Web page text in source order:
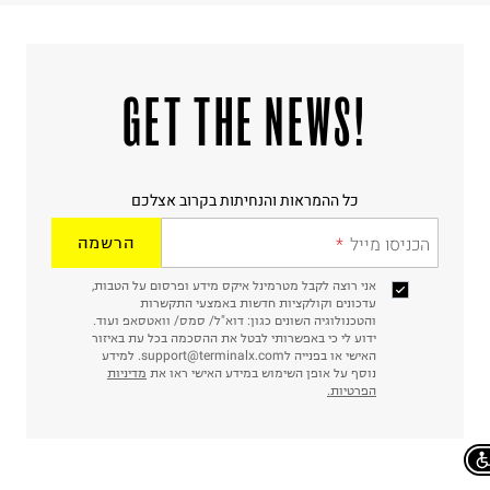
!GET THE NEWS
כל ההמראות והנחיתות בקרוב אצלכם
הכניסו מייל הרשמה
אני רוצה לקבל מטרמינל איקס מידע ופרסום על הטבות,
עדכונים וקולקציות חדשות באמצעי התקשרות
והטכנולוגיה השונים כגון: דוא"ל/ סמס/ וואטסאפ ועוד.
ידוע לי כי באפשרותי לבטל את ההסכמה בכל עת באיזור
האישי או בפנייה לsupport@terminalx.com. למידע
נוסף על אופן השימוש במידע האישי ראו את מדיניות
הפרטיות.